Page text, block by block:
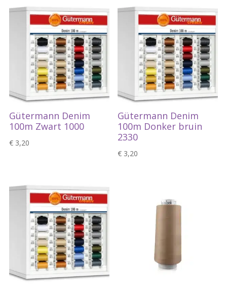
Gütermann Denim
100m Zwart 1000
€3,20
Gütermann Denim
100m Donker bruin
2330
€ 3,20